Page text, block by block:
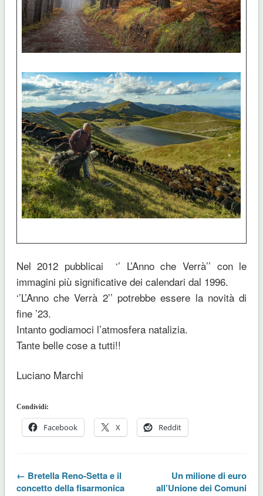
Nel 2012 pubblicai ‘’ L’Anno che Verrà’’ con le
immagini più significative dei calendari dal 1996.
‘’L’Anno che Verrà 2’’ potrebbe essere la novità di
fine ’23.
Intanto godiamoci l’atmosfera natalizia.
Tante belle cose a tutti!!
Luciano Marchi
Condividi:
Facebook X Reddit
← Bretella Reno-Setta e il
concetto della fisarmonica
Un milione di euro
all’Unione dei Comuni